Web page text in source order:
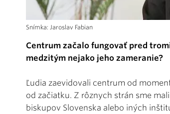
Snímka: Jaroslav Fabian
Centrum začalo fungovať pred
medzitým nejako jeho zameranie?
Ľudia zaevidovali centrum od
od začiatku. Z rôznych strán sme
biskupov Slovenska alebo iných